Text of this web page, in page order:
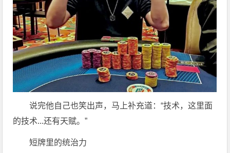
说完他自己也笑出声，马上补充道：“技术，这里面
的技术...还有天赋。”
短牌里的统治力